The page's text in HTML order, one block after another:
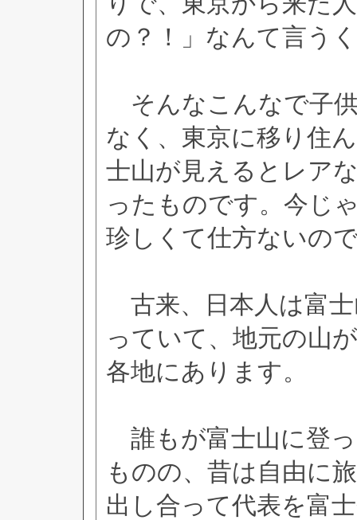
の？！」なんて言う
そんなこんなで子
なく、東京に移り住
士山が見えるとレア
ったものです。今じ
珍しくて仕方ないの
古来、日本人は富
っていて、地元の山
各地にあります。
誰もが富士山に登
ものの、昔は自由に
出し合って代表を富